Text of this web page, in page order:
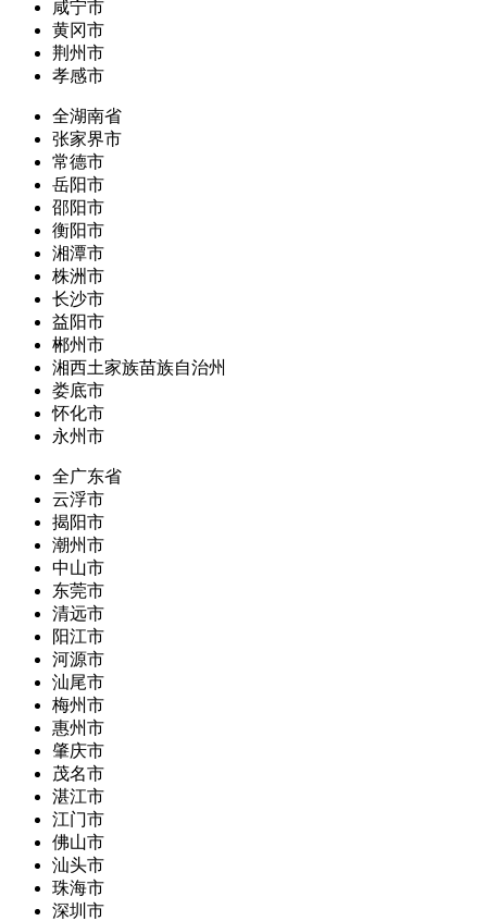
咸宁市
黄冈市
荆州市
孝感市
全湖南省
张家界市
常德市
岳阳市
邵阳市
衡阳市
湘潭市
株洲市
长沙市
益阳市
郴州市
湘西土家族苗族自治州
娄底市
怀化市
永州市
全广东省
云浮市
揭阳市
潮州市
中山市
东莞市
清远市
阳江市
河源市
汕尾市
梅州市
惠州市
肇庆市
茂名市
湛江市
江门市
佛山市
汕头市
珠海市
深圳市